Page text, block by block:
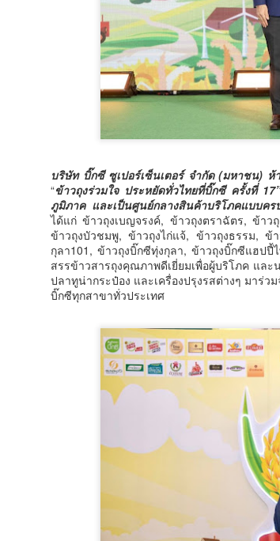
บริษัท บิ๊กซี ซูเปอร์เซ็นเตอร์ จำกัด (มหาชน) ห้
“ข้าวถุงร่วมใจ ประหยัดทั่วไทยที่บิ๊กซี ครั้งที่ 17”
ภูมิภาค และเป็นศูนย์กลางสินค้าบริโภคแบบคร
ได้แก่ ข้าวถุงเบญจรงค์, ข้าวถุงตราฉัตร, ข้าว
ข้าวถุงบัวชมพู, ข้าวถุงไก่แจ้, ข้าวถุงธรรม, ข้
กุลา101, ข้าวถุงบิ๊กซีทุ่งกุลา, ข้าวถุงบิ๊กซีแฮป
สรรข้าวสารถุงคุณภาพดีเยี่ยมเพื่อผู้บริโภค แล
ปลาทูน่ากระป๋อง และเครื่องปรุงรสต่างๆ มาร่
บิ๊กซีทุกสาขาทั่วประเทศ
สาครเฮ! รถไฟฟ้าสายสีแดง
วงเวียนใหญ่–มหาชัย 36.8 กม.
วศ.อว.–วท.กห.
AUG
6
มูลนิธิกองทุนนิย
เปิดตัวโครงการ
ถิ่นไทย" เฟ้นหาเ
ระดับโลก
มูลนิธิกองทุนนิยมไทย จับมื
ประกวดอัตลักษณ์อาหารภู
ดัน Soft Power สู่ระดับโลก
เมื่อวันที่ 5 สิงหาคม 2569
วัฒนธรรม โดยกรมส่งเสริม
ลักษณ์อาหารภูมิภาค "รสถิ่
กรุงเทพฯ เพื่อรวบรวม ยก
การสร้างมูลค่าเพิ่มทางเศร
งานแถลงข่า
AUG
6
นครบาล 1 กัดไม่
ไอซ์ล๊อตมหึมากว่
นครบาล 1 กัดไม่ปล่อย! แก
300 โล ก่อนเข้ากลางกรุง
ย้อนไปเมื่อ 16 มี.ค.2569 ที่
AUG
วธ. เดินหน้าจัด
บทบาทศาสนสถ
กชน
วธ. เดินหน้าจัดตั้ง และรับ
เป็นแหล่งปลูกฝังคุณธรรมข
นางสาวซาบีดา ไทยเศรษ
เปิดเผยว่า ที่ประชุมคณะรัฐ
เห็นชอบการจัดตั้งวัดคาทอ